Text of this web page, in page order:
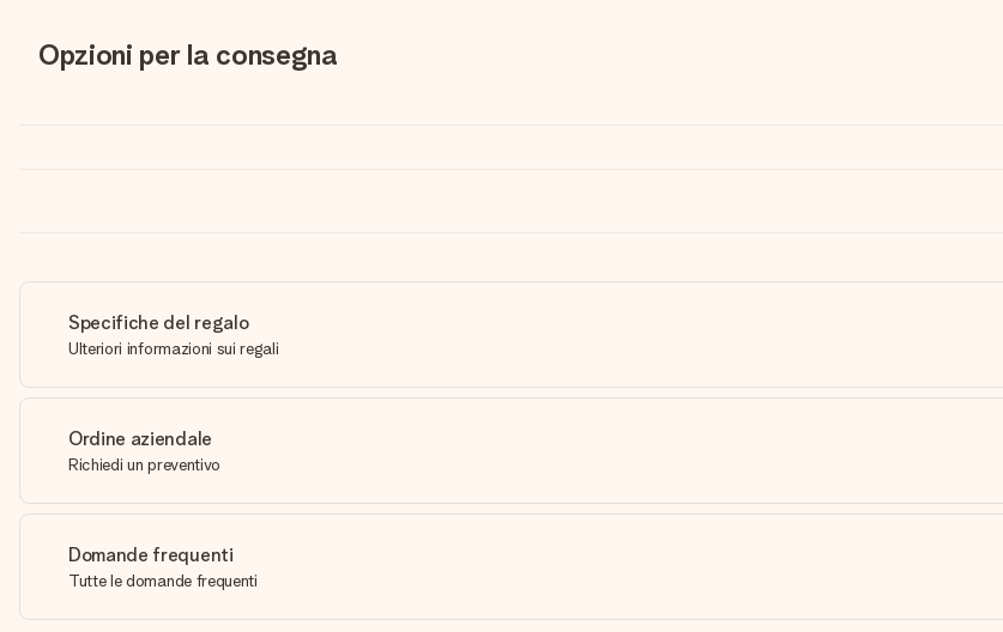
Opzioni per la consegna
Specifiche del regalo
Ulteriori informazioni sui regali
Ordine aziendale
Richiedi un preventivo
Domande frequenti
Tutte le domande frequenti